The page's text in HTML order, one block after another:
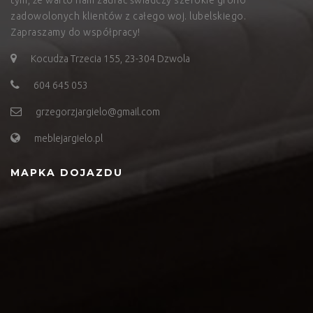
zadowolonych klientów z całego woj. lubelskiego.
Zapraszamy do współpracy!
Kocudza Trzecia 155, 23-304 Dzwola
604 645 053
grzegorzjargielo@gmail.com
meblejargielo.pl
MAPKA DOJAZDU